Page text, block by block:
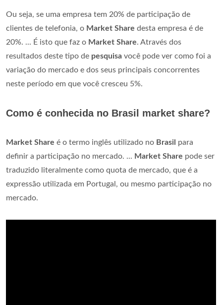
Ou seja, se uma empresa tem 20% de participação de
clientes de telefonia, o Market Share desta empresa é de
20%. ... É isto que faz o Market Share. Através dos
resultados deste tipo de pesquisa você pode ver como foi a
variação do mercado e dos seus principais concorrentes
neste período em que você cresceu 5%.
Como é conhecida no Brasil market share?
Market Share é o termo inglês utilizado no Brasil para
definir a participação no mercado. ... Market Share pode ser
traduzido literalmente como quota de mercado, que é a
expressão utilizada em Portugal, ou mesmo participação no
mercado.